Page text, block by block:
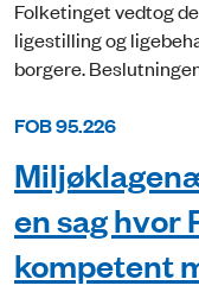
Folketinget vedtog
ligestilling og
borgere.
FOB 95.226
en sag hvor
kompetent